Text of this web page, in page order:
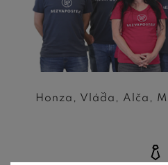
Honza, Vláďa, Alča,